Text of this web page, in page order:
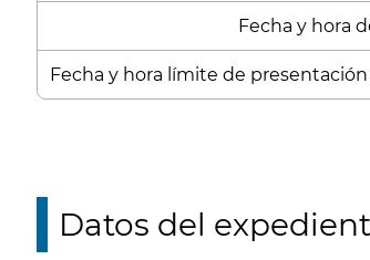
Fecha y hora
Fecha y hora límite de
Datos del